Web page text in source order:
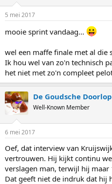
5 mei 2017
mooie sprint vandaag...
wel een maffe finale met al die
Ik hou wel van zo'n technisch
het niet met zo'n compleet
De Goudsche
Well-Known Member
6 mei 2017
Oef, dat interview van
vertrouwen. Hij kijkt continu
verslagen man, terwijl hij maar
Dat geeft niet de indruk dat hij